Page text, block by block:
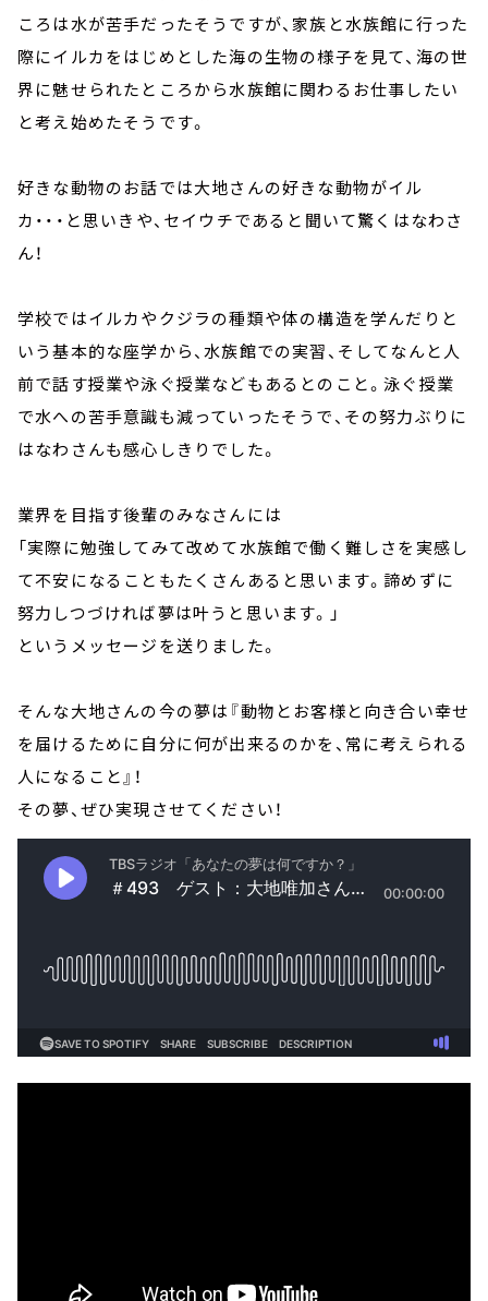
ころは水が苦手だったそうですが、家族と水族館に行った
際にイルカをはじめとした海の生物の様子を見て、海の世
界に魅せられたところから水族館に関わるお仕事したい
と考え始めたそうです。
好きな動物のお話では大地さんの好きな動物がイル
カ・・・と思いきや、セイウチであると聞いて驚くはなわさ
ん！
学校ではイルカやクジラの種類や体の構造を学んだりと
いう基本的な座学から、水族館での実習、そしてなんと人
前で話す授業や泳ぐ授業などもあるとのこと。泳ぐ授業
で水への苦手意識も減っていったそうで、その努力ぶりに
はなわさんも感心しきりでした。
業界を目指す後輩のみなさんには
「実際に勉強してみて改めて水族館で働く難しさを実感し
て不安になることもたくさんあると思います。諦めずに
努力しつづければ夢は叶うと思います。」
というメッセージを送りました。
そんな大地さんの今の夢は『動物とお客様と向き合い幸せ
を届けるために自分に何が出来るのかを、常に考えられる
人になること』！
その夢、ぜひ実現させてください！